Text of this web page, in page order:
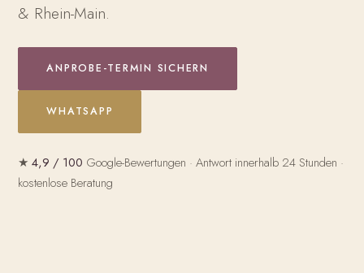
& Rhein-Main.
ANPROBE-TERMIN SICHERN
WHATSAPP
★4,9 / 100 Google-Bewertungen · Antwort innerhalb 24 Stunden ·
kostenlose Beratung